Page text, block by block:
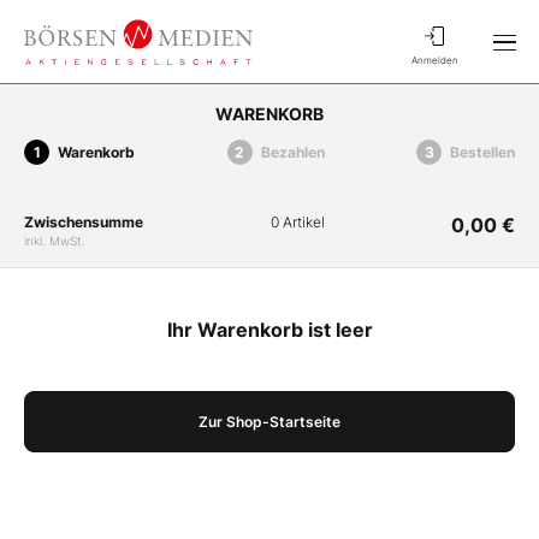
Anmelden
WARENKORB
Warenkorb Bezahlen Bestellen
Zwischensumme
inkl. MwSt.
0 Artikel 0,00 €
Ihr Warenkorb ist leer
Zur Shop-Startseite